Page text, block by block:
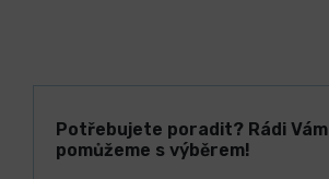
Potřebujete poradit? Rádi Vám
pomůžeme s výběrem!